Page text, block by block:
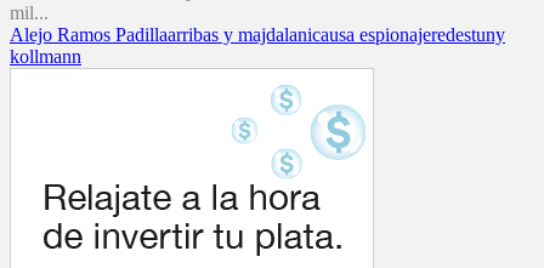
mil...
Alejo Ramos Padillaarribas y majdalanicausa espionajeredestuny
kollmann